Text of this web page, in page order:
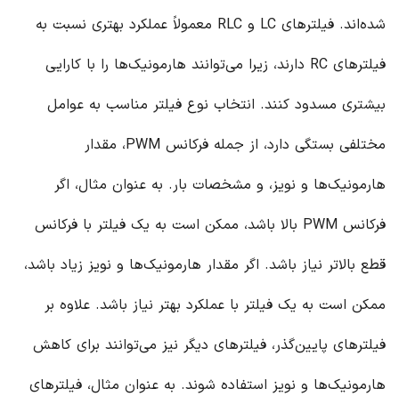
شده‌اند. فیلترهای LC و RLC معمولاً عملکرد بهتری نسبت به
فیلترهای RC دارند، زیرا می‌توانند هارمونیک‌ها را با کارایی
بیشتری مسدود کنند. انتخاب نوع فیلتر مناسب به عوامل
مختلفی بستگی دارد، از جمله فرکانس PWM، مقدار
هارمونیک‌ها و نویز، و مشخصات بار. به عنوان مثال، اگر
فرکانس PWM بالا باشد، ممکن است به یک فیلتر با فرکانس
قطع بالاتر نیاز باشد. اگر مقدار هارمونیک‌ها و نویز زیاد باشد،
ممکن است به یک فیلتر با عملکرد بهتر نیاز باشد. علاوه بر
فیلترهای پایین‌گذر، فیلترهای دیگر نیز می‌توانند برای کاهش
هارمونیک‌ها و نویز استفاده شوند. به عنوان مثال، فیلترهای